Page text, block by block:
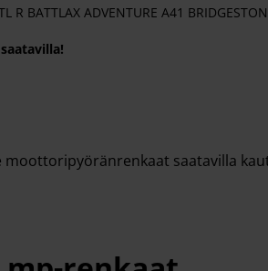
R BATTLAX ADVENTURE A41
moottoripyöränrenkaat saatavilla